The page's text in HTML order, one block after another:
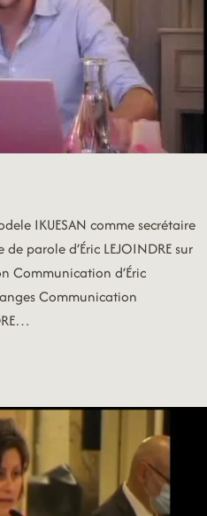
IKUESAN comme secrétaire
parole d’Éric LEJOINDRE sur
Communication d’Éric
Communication